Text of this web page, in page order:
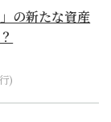
の新たな資産
)